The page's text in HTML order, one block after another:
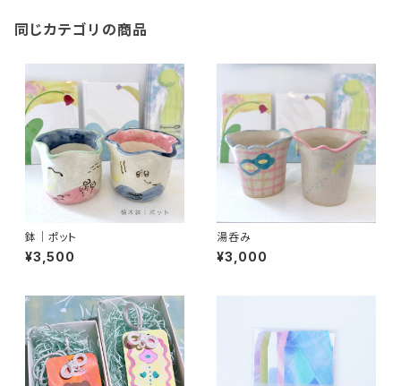
同じカテゴリの商品
鉢｜ポット
¥3,500
湯呑み
¥3,000